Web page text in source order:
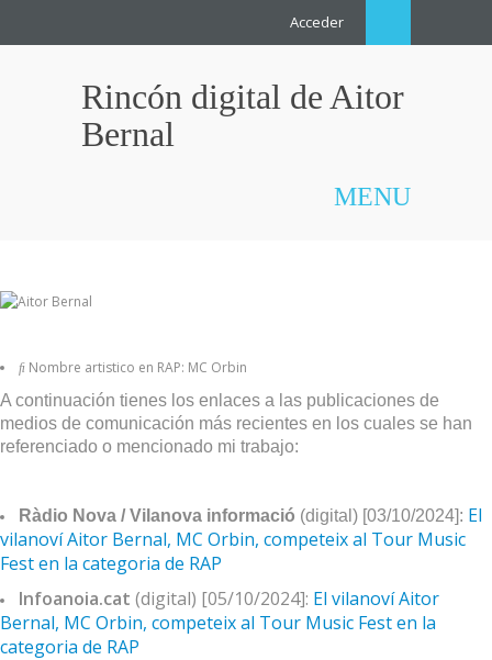
Acceder
Rincón digital de Aitor
Bernal
MENU
Nombre artistico en RAP: MC Orbin
A continuación tienes los enlaces a las publicaciones de
medios de comunicación más recientes en los cuales se han
referenciado o mencionado mi trabajo:
Ràdio Nova / Vilanova informació (digital) [03/10/2024]: El
vilanoví Aitor Bernal, MC Orbin, competeix al Tour Music
Fest en la categoria de RAP
Infoanoia.cat (digital) [05/10/2024]: El vilanoví Aitor
Bernal, MC Orbin, competeix al Tour Music Fest en la
categoria de RAP